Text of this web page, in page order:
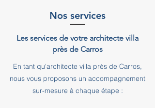
Nos services
Les services de votre architecte villa
près de Carros
En tant qu'architecte villa près de Carros,
nous vous proposons un accompagnement
sur-mesure à chaque étape :